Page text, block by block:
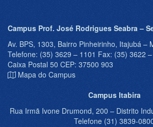
Campus Prof. José Rodrigues Seabra –
Av. BPS, 1303, Bairro Pinheirinho, Itajubá –
Telefone: (35) 3629 – 1101 Fax: (35) 3622
Caixa Postal 50 CEP: 37500 903
Mapa do Campus
Campus Itabira
Rua Irmã Ivone Drumond, 200 – Distrito
Telefone (31) 3839-